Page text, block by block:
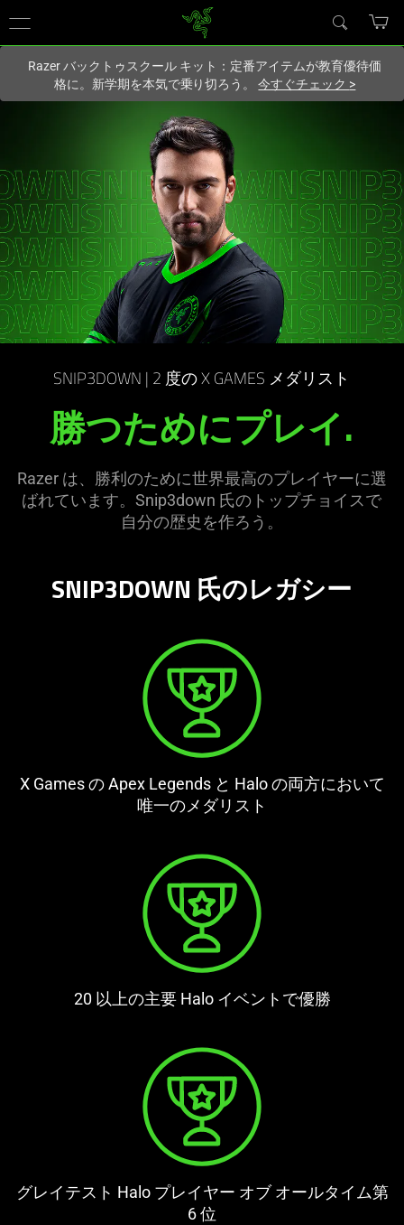
サイトにアクセスしています.
Razer バックトゥスクール キット：定番アイテムが教育優待価
格に。新学期を本気で乗り切ろう。今すぐチェック >
SNIP3DOWN | 2 度の X GAMES メダリ スト
勝つためにプレイ.
Razer は、勝利のために世界最高のプレイヤーに選
ばれています。Snip3down 氏のトップチョイスで
自分の歴史を作ろう 。
SNIP3DOWN 氏のレガシー
X Games の Apex Legends と Halo の両方において
唯一のメダリ スト
20 以上の主要 Halo イベントで優勝
グレイテスト Halo プレイヤー オブ オールタイム第
6 位